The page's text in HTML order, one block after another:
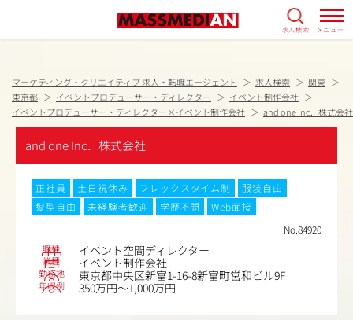
求人検索 メニュー
マーケティング・クリエイティブ 求人・転職エージェント 求人検索
関東
東京都
イベントプロデューサー・ディレクター
イベント制作会社
イベントプロデューサー・ディレクター×イベント制作会社
and one Inc．株式会社
and one Inc．株式会社
正社員 土日祝休み フレックスタイム制
服装自由
髪型自由
未経験者歓迎 学歴不問
Web面接
No.84920
職種 イベント空間ディレクター
業種 イベント制作会社
勤務地 東京都中央区新富1-16-8新富町営和ビル9F
年収例 350万円～1,000万円